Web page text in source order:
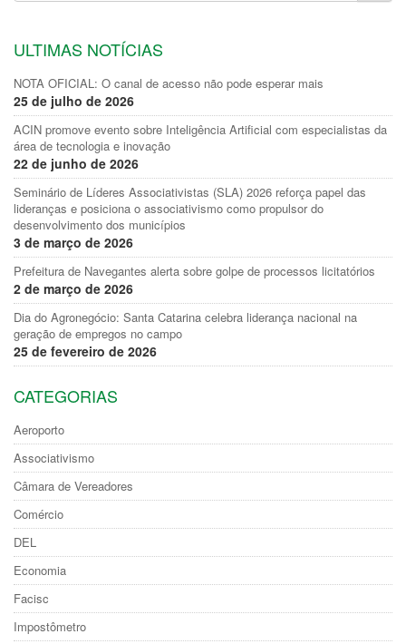
ULTIMAS NOTÍCIAS
NOTA OFICIAL: O canal de acesso não pode esperar mais
25 de julho de 2026
ACIN promove evento sobre Inteligência Artificial com especialistas da
área de tecnologia e inovação
22 de junho de 2026
Seminário de Líderes Associativistas (SLA) 2026 reforça papel das
lideranças e posiciona o associativismo como propulsor do
desenvolvimento dos municípios
3 de março de 2026
Prefeitura de Navegantes alerta sobre golpe de processos licitatórios
2 de março de 2026
Dia do Agronegócio: Santa Catarina celebra liderança nacional na
geração de empregos no campo
25 de fevereiro de 2026
CATEGORIAS
Aeroporto
Associativismo
Câmara de Vereadores
Comércio
DEL
Economia
Facisc
Impostômetro